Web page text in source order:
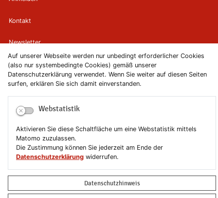
Auf unserer Webseite werden nur unbedingt erforderlicher Cookies
(also nur systembedingte Cookies) gemäß unserer
Datenschutzerklärung verwendet. Wenn Sie weiter auf diesen Seiten
surfen, erklären Sie sich damit einverstanden.
Webstatistik
Aktivieren Sie diese Schaltfläche um eine Webstatistik mittels
Matomo zuzulassen.
Die Zustimmung können Sie jederzeit am Ende der
Datenschutzerklärung widerrufen.
Datenschutzhinweis
Kontakt
Newsletter
Newsletterabmeldung
Impressum
Datenschutzerklärung
Erklärung zur Barrierefreiheit
Leichte Sprache
Copyright © 2019-2026 Stadt Schönebeck (Elbe)